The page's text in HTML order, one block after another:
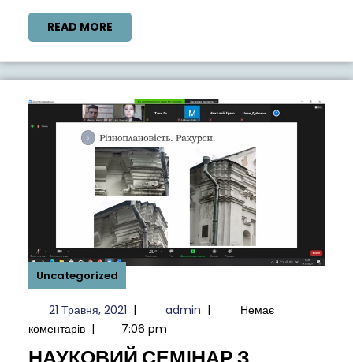
READ MORE
MORE
Uncategorized
21 Травня, 202121
Травня,
2021
| admin admin
|
Немає
коментарів | 7:06 pm